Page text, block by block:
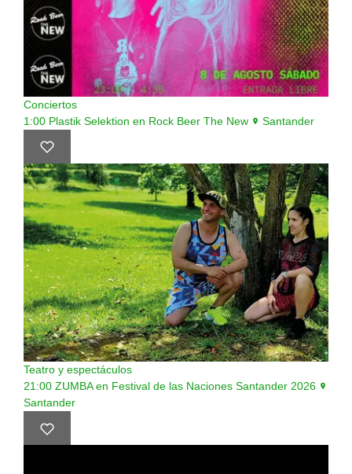
Conciertos
1:00 Plastik Selektion en Rock Beer The New Santander
Teatro y espectáculos
21:00 ZUMBA en Festival de las Naciones Santander 2026
Santander